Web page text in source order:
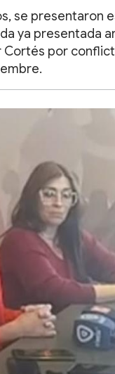
se presentaron
ya presentada
Cortés por